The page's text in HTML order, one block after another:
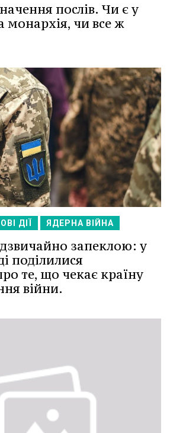
послів. Чи є у
монархія, чи все ж
ДІЇ ЯДЕРНА ВІЙНА
запеклою: у
поділилися
те, що чекає країну
війни.